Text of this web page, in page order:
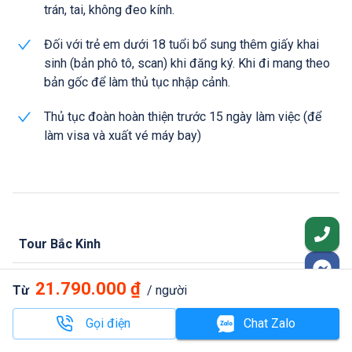
trán, tai, không đeo kính.
Đối với trẻ em dưới 18 tuổi bổ sung thêm giấy khai
sinh (bản phô tô, scan) khi đăng ký. Khi đi mang theo
bản gốc để làm thủ tục nhập cảnh.
Thủ tục đoàn hoàn thiện trước 15 ngày làm việc (để
làm visa và xuất vé máy bay)
Từ 21.790.000 ₫ / người
Gọi điện Chat Zalo
Tour Bắc Kinh
Tour nổi bật khác
Tour Quốc tế khác